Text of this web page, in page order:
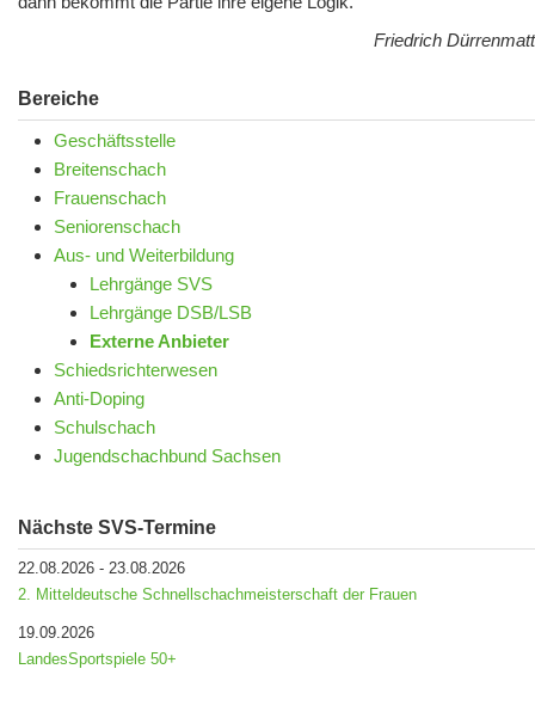
Friedrich Dürrenmatt
Bereiche
Geschäftsstelle
Breitenschach
Frauenschach
Seniorenschach
Aus- und Weiterbildung
Lehrgänge SVS
Lehrgänge DSB/LSB
Externe Anbieter
Schiedsrichterwesen
Anti-Doping
Schulschach
Jugendschachbund Sachsen
Nächste SVS-Termine
22.08.2026 - 23.08.2026
2. Mitteldeutsche Schnellschachmeisterschaft der Frauen
19.09.2026
LandesSportspiele 50+